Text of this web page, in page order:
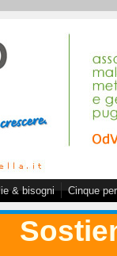
& bisogni Cinque